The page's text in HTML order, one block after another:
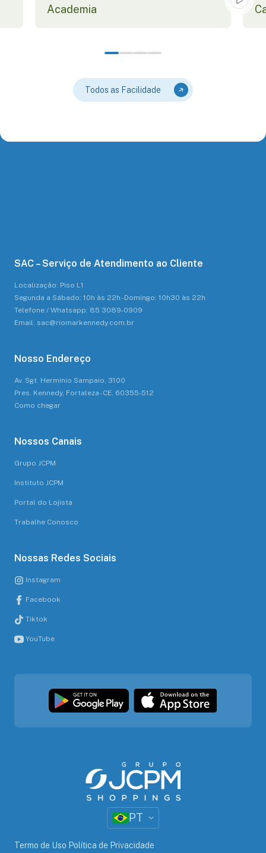
Academia
Todos as Facilidade
SAC – Serviço de Atendimento ao Cliente
Localização: Piso L1
Segunda a Sábado: 10h às 22h - Domingo: 10h30 às 22h
Telefone / Whatsapp: 85 3089-0909
Email: sac@riomarkennedy.com.br
Nosso Endereço
Av. Sgt. Hermínio Sampaio, 3100
Pres. Kennedy, Fortaleza - CE, 60355-512
Como chegar
Nossos Canais
Grupo JCPM
Instituto JCPM
Portal do Lojista
Trabalhe Conosco
Nossas Redes Sociais
Instagram
Facebook
Tiktok
YouTube
PT
Termo de Uso Política de Privacidade